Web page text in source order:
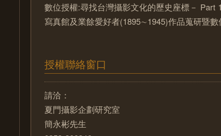
數位授權:尋找台灣攝影文化的歷史座標－ Part
寫真館及業餘愛好者(1895∼1945)作品蒐研暨
授權聯絡窗口
請洽：
夏門攝影企劃研究室
簡永彬先生